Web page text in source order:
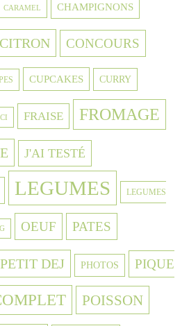
CARAMEL CHAMPIGNONS
CITRON CONCOURS
CUPCAKES CURRY
FRAISE FROMAGE
J'AI TESTÉ
LEGUMES LEGUMES
OEUF PATES
PETIT DEJ PHOTOS PIQUE
POISSON